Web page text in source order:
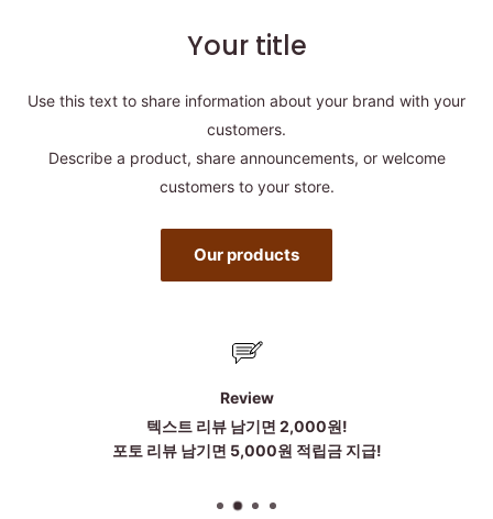
Your title
Use this text to share information about your brand with your
customers.
Describe a product, share announcements, or welcome
customers to your store.
Our products
Review
텍스트 리뷰 남기면 2,000원!
포토 리뷰 남기면 5,000원 적립금 지급!